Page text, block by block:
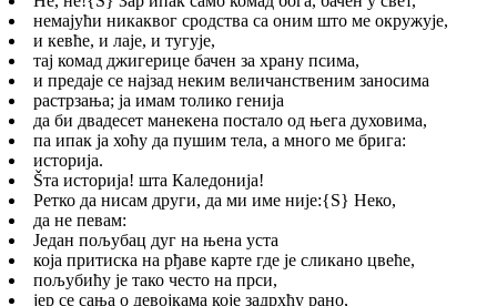
немајући никаквог сродства са оним што ме окружује,
и кевће, и лаје, и тугује,
тај комад джигерице бачен за храну псима,
и предаје се најзад неким величанственим заносима
растрзања; ја имам толико генија
да би двадесет манекена постало од њега духовима,
па ипак ја хоћу да пушим тела, а много ме брига:
историја.
Šта историја! шта Каледонија!
Ретко да нисам други, да ми име није:{S} Неко,
да не певам:
Један пољубац дуг на њена уста
која притиска на рђаве карте где је сликано цвеће,
пољубићу је тако често на прси,
јер се сања о девојкама које задрхћу рано,